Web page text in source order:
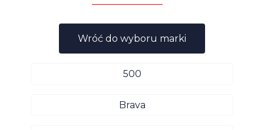
Wróć do wyboru marki
500
Brava